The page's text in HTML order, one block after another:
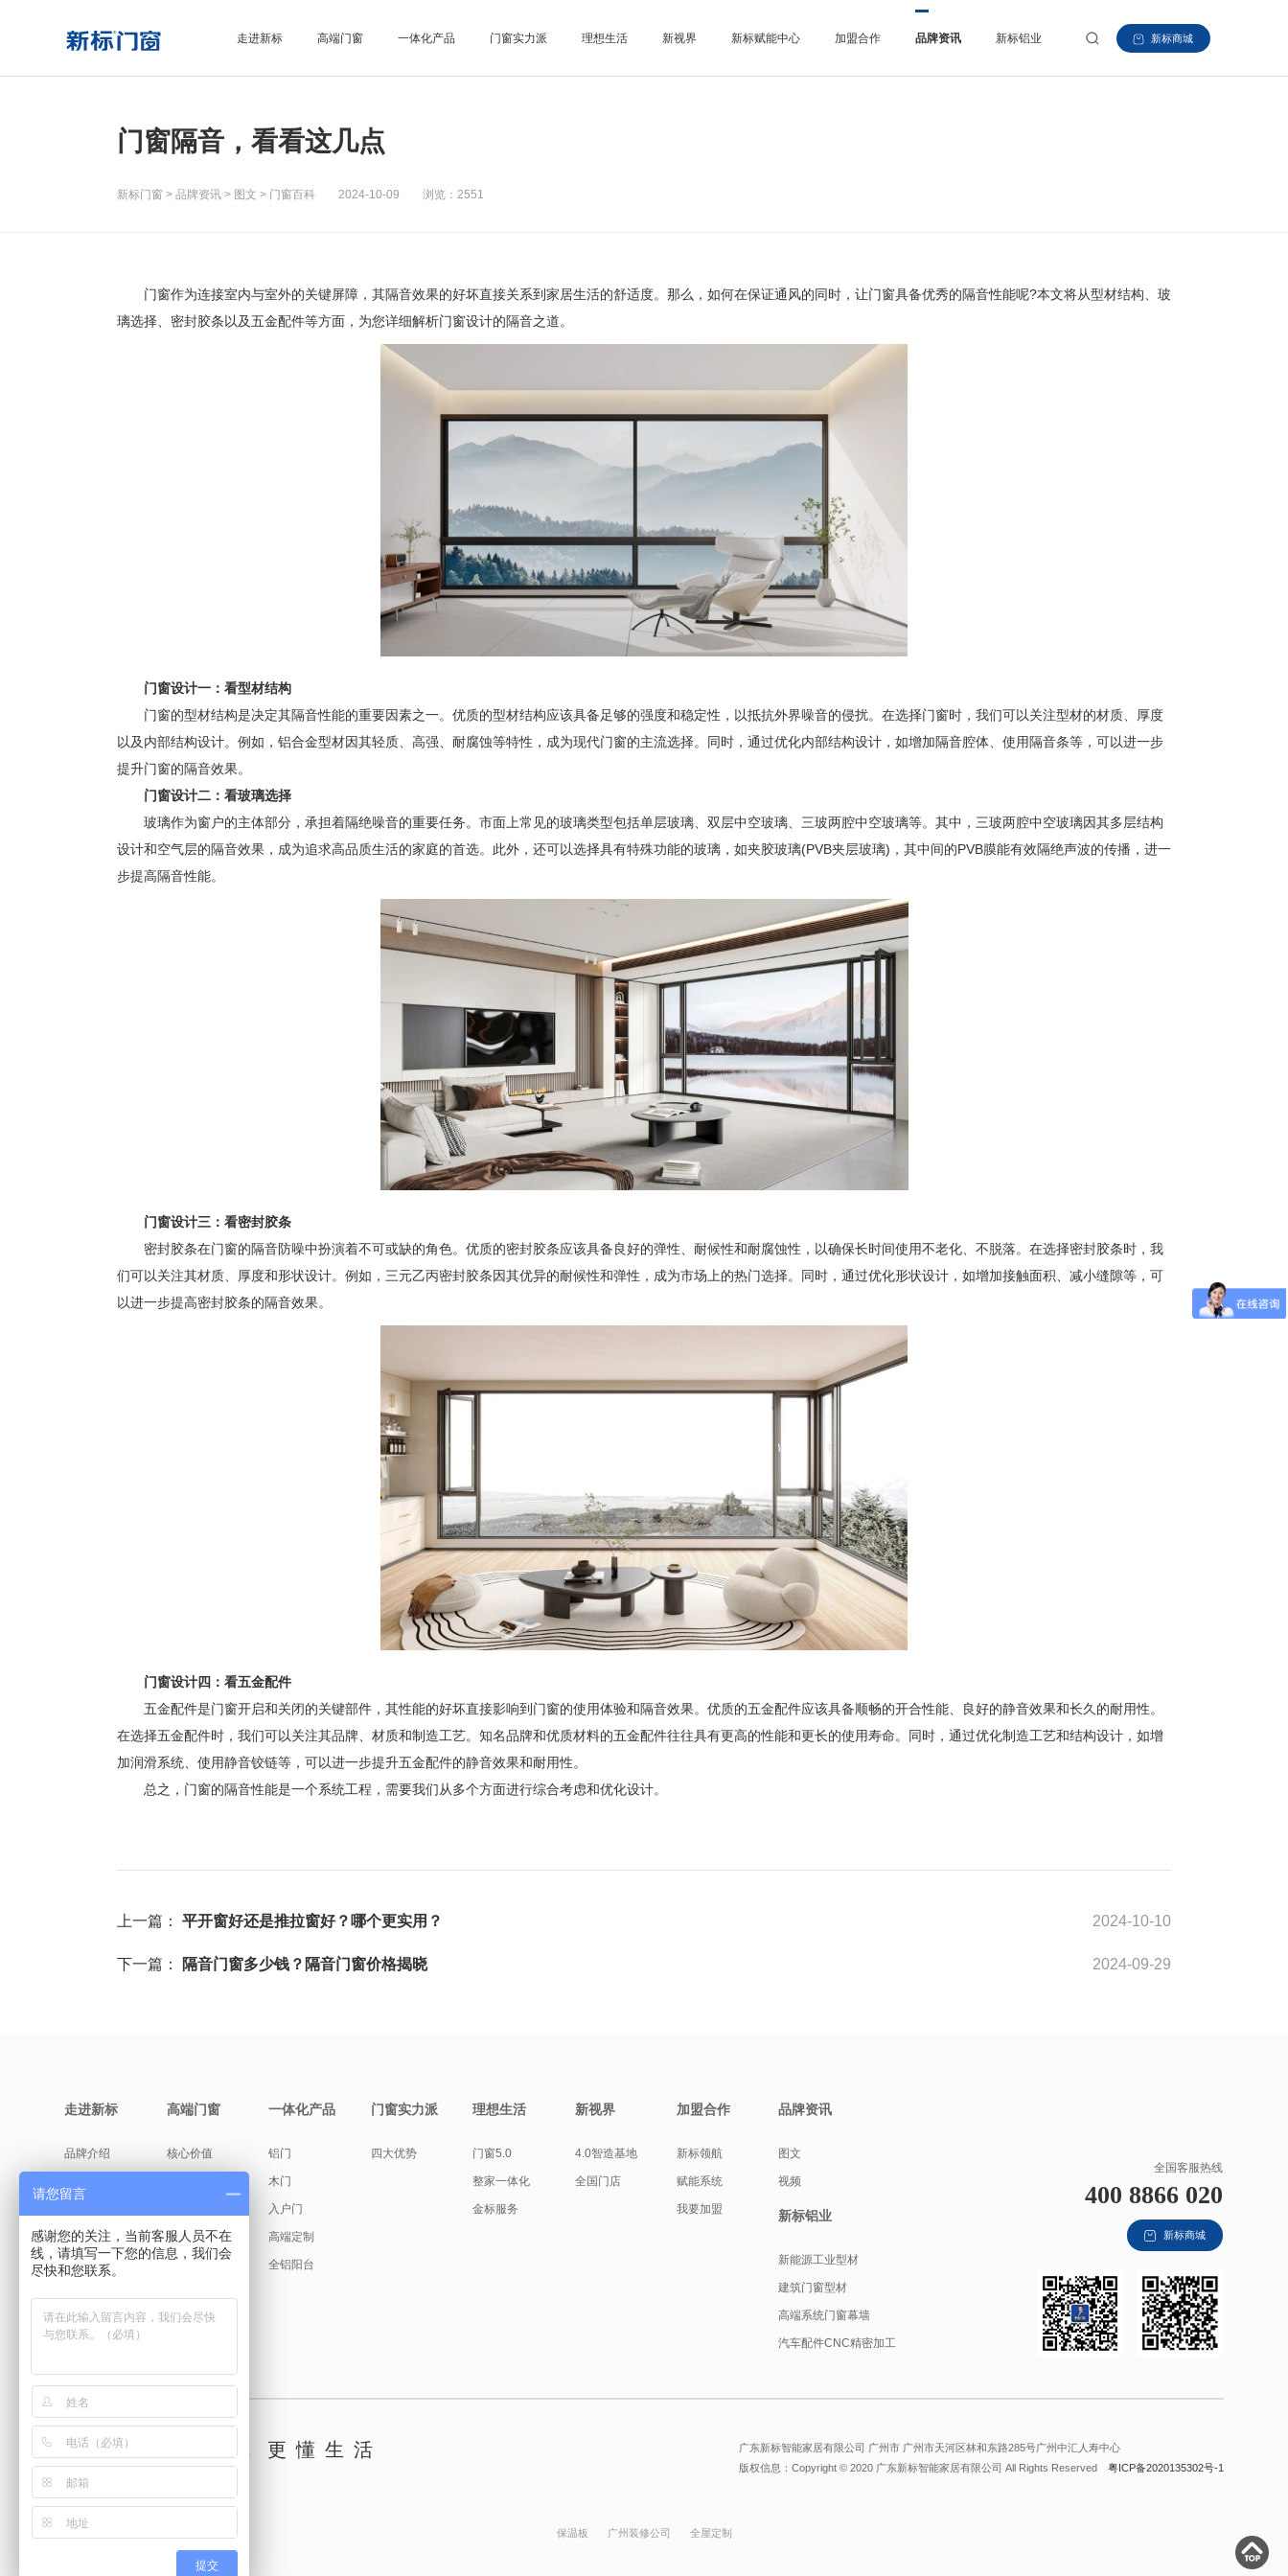
新标商城
走进新标 高端门窗 一体化产品 门窗实力派 理想生活 新视界 新标赋能中心 加盟合作 品牌资讯 新标铝业
门窗隔音，看看这几点
新标门窗 > 品牌资讯 > 图文 > 门窗百科 2024-10-09 浏览：2551
门窗作为连接室内与室外的关键屏障，其隔音效果的好坏直接关系到家居生活的舒适度。那么，如何在保证通风的同时，让门窗具备优秀的隔音性能呢?本文将从型材结构、玻
璃选择、密封胶条以及五金配件等方面，为您详细解析门窗设计的隔音之道。
门窗设计一：看型材结构
门窗的型材结构是决定其隔音性能的重要因素之一。优质的型材结构应该具备足够的强度和稳定性，以抵抗外界噪音的侵扰。在选择门窗时，我们可以关注型材的材质、厚度
以及内部结构设计。例如，铝合金型材因其轻质、高强、耐腐蚀等特性，成为现代门窗的主流选择。同时，通过优化内部结构设计，如增加隔音腔体、使用隔音条等，可以进一步
提升门窗的隔音效果。
门窗设计二：看玻璃选择
玻璃作为窗户的主体部分，承担着隔绝噪音的重要任务。市面上常见的玻璃类型包括单层玻璃、双层中空玻璃、三玻两腔中空玻璃等。其中，三玻两腔中空玻璃因其多层结构
设计和空气层的隔音效果，成为追求高品质生活的家庭的首选。此外，还可以选择具有特殊功能的玻璃，如夹胶玻璃(PVB夹层玻璃)，其中间的PVB膜能有效隔绝声波的传播，进一
步提高隔音性能。
门窗设计三：看密封胶条
密封胶条在门窗的隔音防噪中扮演着不可或缺的角色。优质的密封胶条应该具备良好的弹性、耐候性和耐腐蚀性，以确保长时间使用不老化、不脱落。在选择密封胶条时，我
们可以关注其材质、厚度和形状设计。例如，三元乙丙密封胶条因其优异的耐候性和弹性，成为市场上的热门选择。同时，通过优化形状设计，如增加接触面积、减小缝隙等，可
以进一步提高密封胶条的隔音效果。
门窗设计四：看五金配件
五金配件是门窗开启和关闭的关键部件，其性能的好坏直接影响到门窗的使用体验和隔音效果。优质的五金配件应该具备顺畅的开合性能、良好的静音效果和长久的耐用性。
在选择五金配件时，我们可以关注其品牌、材质和制造工艺。知名品牌和优质材料的五金配件往往具有更高的性能和更长的使用寿命。同时，通过优化制造工艺和结构设计，如增
加润滑系统、使用静音铰链等，可以进一步提升五金配件的静音效果和耐用性。
总之，门窗的隔音性能是一个系统工程，需要我们从多个方面进行综合考虑和优化设计。
上一篇： 平开窗好还是推拉窗好？哪个更实用？ 2024-10-10
下一篇： 隔音门窗多少钱？隔音门窗价格揭晓 2024-09-29
走进新标
品牌介绍
发展历程
荣耀见证
古天乐代言
高端门窗
核心价值
一体化产品
铝门
木门
入户门
高端定制
全铝阳台
门窗实力派
四大优势
理想生活
门窗5.0
整家一体化
金标服务
新视界
4.0智造基地
全国门店
加盟合作
新标领航
赋能系统
我要加盟
品牌资讯
图文
视频
新标铝业
新能源工业型材
建筑门窗型材
高端系统门窗幕墙
汽车配件CNC精密加工
全国客服热线
400 8866 020
新标商城
懂你，更懂生活
广东新标智能家居有限公司 广州市 广州市天河区林和东路285号广州中汇人寿中心
版权信息：Copyright © 2020 广东新标智能家居有限公司 All Rights Reserved 粤ICP备2020135302号-1
保温板 广州装修公司 全屋定制
请您留言
感谢您的关注，当前客服人员不在
线，请填写一下您的信息，我们会
尽快和您联系。
提交